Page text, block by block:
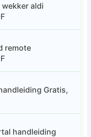
aldi
remote
Gratis,
handleiding